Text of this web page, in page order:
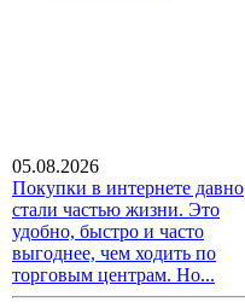
05.08.2026
Покупки в интернете давно
стали частью жизни. Это
удобно, быстро и часто
выгоднее, чем ходить по
торговым центрам. Но...